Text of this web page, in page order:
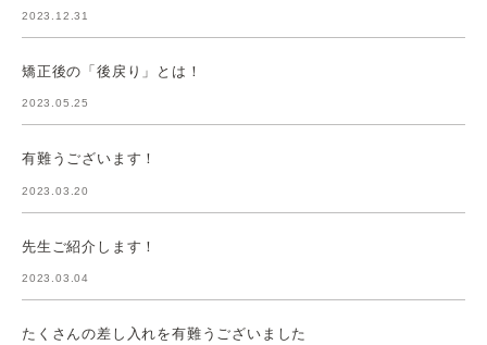
2023.12.31
矯正後の「後戻り」とは！
2023.05.25
有難うございます！
2023.03.20
先生ご紹介します！
2023.03.04
たくさんの差し入れを有難うございました